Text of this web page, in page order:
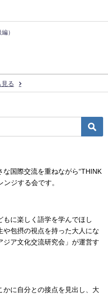
）
見る
な国際交流を重ねながら“THINK
ンジする会です。
もに楽しく語学を学んでほし
や包摂の視点を持った大人にな
ジア文化交流研究会」が運営す
かに自分との接点を見出し、大